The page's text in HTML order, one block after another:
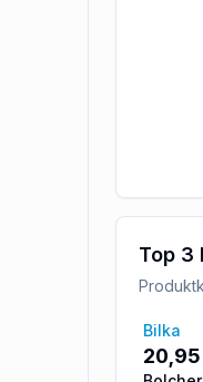
Top 3
-41%
Bilka